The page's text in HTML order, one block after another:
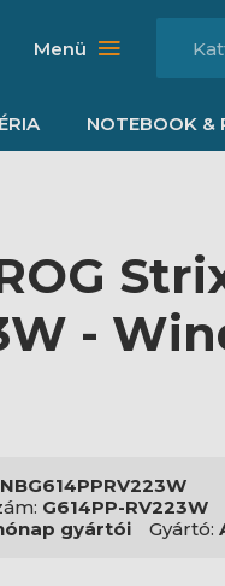
Menü
NOTEBOOK &
-
G614PP-RV223W
gyártói Gyártó: